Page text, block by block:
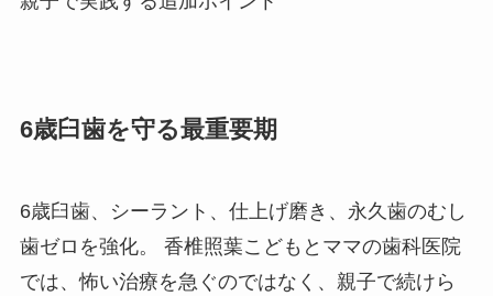
6歳臼歯を守る最重要期
6歳臼歯、シーラント、仕上げ磨き、永久歯のむし
歯ゼロを強化。 香椎照葉こどもとママの歯科医院
では、怖い治療を急ぐのではなく、親子で続けら